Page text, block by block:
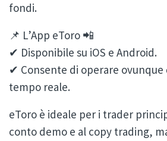
fondi.
📌 L’App eToro 📲
✔ Disponibile su iOS e Android.
✔ Consente di operare
tempo reale.
eToro è ideale per i trader
conto demo e al copy trading,